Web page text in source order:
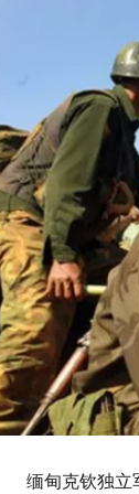
缅甸克钦独立军